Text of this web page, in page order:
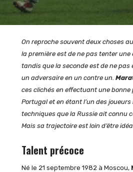
On reproche souvent deux choses
la première est de ne pas tenter une
tandis que la seconde est de ne pas
un adversaire en un contre un.
ces clichés en effectuant une
Portugal et en étant l’un des
techniques que la Russie ait connu
Mais sa trajectoire est loin d’être
Talent précoce
Né le 21 septembre 1982 à Moscou,